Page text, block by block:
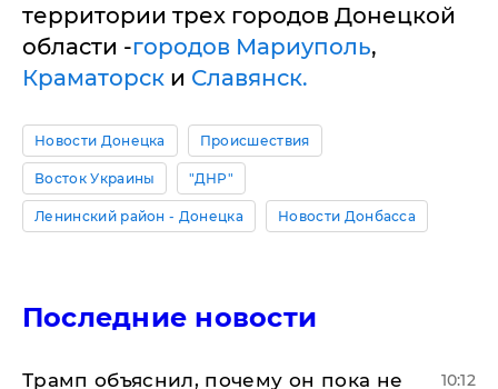
территории трех городов Донецкой
области -городов Мариуполь,
Краматорск и Славянск.
Новости Донецка Происшествия
Восток Украины "ДНР"
Ленинский район - Донецка Новости Донбасса
Последние новости
Трамп объяснил, почему он пока не
10:12